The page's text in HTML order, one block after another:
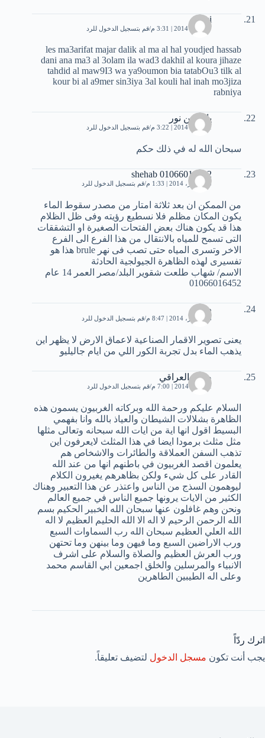
sami
17 يناير، 2014 | 3:31 م قم بتسجيل الدخول للرد
les ma3arifat majar dalik al ma al hal youdjed hassab
dani ana ma3 al 3olam ila wad3 dakhil al koura jihaze
tahdid al maw9I3 wa ya9oumon bia tatabOu3 tilk al
kour bi al a9mer sin3iya 3al kouli hal inah mo3jiza
rabniya
ياسمين نور
21 يناير، 2014 | 3:22 م قم بتسجيل الدخول للرد
سبحان الله له في ذلك حكم
shehab 01066016452
18 فبراير، 2014 | 1:33 م قم بتسجيل الدخول للرد
من الممكن ان بعد ثلاثة امتار من مصدر سقوط الماء
يكون المكان مظلم فلا نسطيع رؤيته وفى ظل الظلام
هذا قد يكون هناك بعض الفتحات الصغيرة او التشققات
التى تسمح للمياه بالانتقال من هذا الفرع الى الفرع
الاخر وتسرى المياه حتى تصب فى نهر brule هذا هو
تفسيرى لهذه الظاهرة الجيولجية الحادثة
الاسم/ شهاب طلعت شقوير البلد/مصر العمر 14 عام
01066016452
م
18 فبراير، 2014 | 8:47 م قم بتسجيل الدخول للرد
يعنى تصوير الاقمار الصناعية لاعماق الارض لا يظهر اين
يذهب الماء بدل تجربة الكور اللي من ايام جاليليو
صباح العراقي
1 أبريل، 2014 | 7:00 م قم بتسجيل الدخول للرد
السلام عليكم ورحمة الله وبركاته الغربيون يسمون هذه
الظاهرة بشلالات الشيطان والعياذ بالله وانا بفهمي
البسيط اقول انها اية من ايات الله سبحانه وتعالى مثلها
مثل مثلث برمودا ايضا في هذا المثلث لايعرفون اين
تذهب السفن العملاقة والطائرات والاشخاص هم
يعلمون اقصد الغربيون في باطنهم انها من عند الله
القادر على كل شيء ولكن بظاهرهم يغيرون الكلام
ليوهمون السذج من الناس واعتذر عن هذا التعبير وهناك
الكثير من الايات يرونها جميع الناس في جميع العالم
ونحن وهم غافلون عنها سبحان الله الخبير الحكيم بسم
الله الرحمن الرحيم لا اله الا الله الحليم العظيم لا اله
الله العلي العظيم سبحان الله رب السماوات السبع
ورب الاراضين السبع وما فيهن وما بينهن وما تحتهن
ورب العرش العظيم والصلاة والسلام على اشرف
الانبياء والمرسلين والخلق اجمعين ابي القاسم محمد
وعلى اله الطيبين الطاهرين
اترك ردّاً
يجب أنت تكون مسجل الدخول لتضيف تعليقاً.